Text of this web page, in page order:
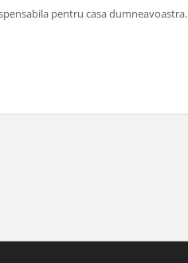
pentru casa dumneavoastra.